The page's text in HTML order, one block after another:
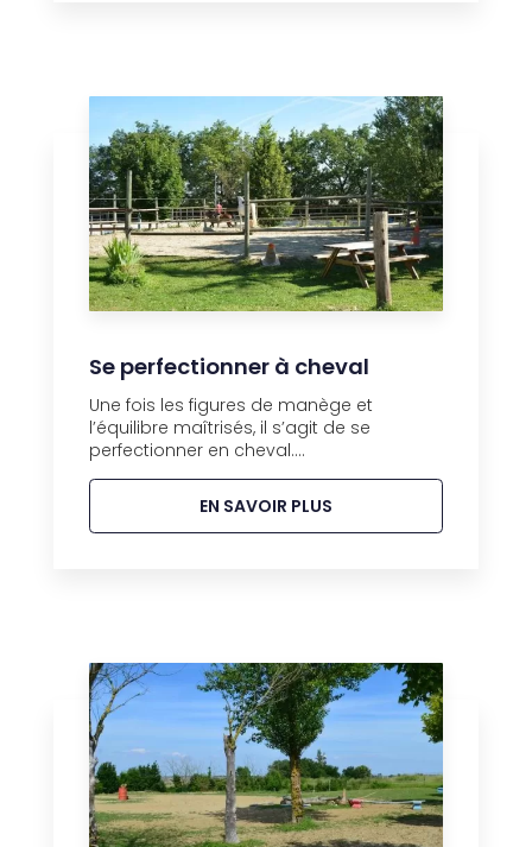
Se perfectionner à cheval
Une fois les figures de manège et
l’équilibre maîtrisés, il s’agit de se
perfectionner en cheval....
EN SAVOIR PLUS